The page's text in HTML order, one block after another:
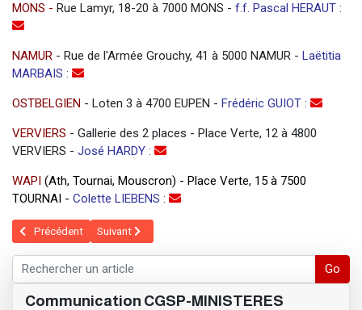
MONS - Rue Lamyr, 18-20 à 7000 MONS - f.f. Pascal HERAUT :
NAMUR - Rue de l'Armée Grouchy, 41 à 5000 NAMUR - Laëtitia
MARBAIS :
OSTBELGIEN - Loten 3 à 4700 EUPEN - Frédéric GUIOT :
VERVIERS - Gallerie des 2 places - Place Verte, 12 à 4800
VERVIERS - José HARDY :
WAPI (Ath, Tournai, Mouscron) - Place Verte, 15 à 7500
TOURNAI - Colette LIEBENS :
Article précédent : Qui sommes-nous
Précédent Article suivant : Contact Presse
Suivant
Go
Communication CGSP-MINISTERES